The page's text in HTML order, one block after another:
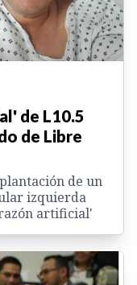
de L10.5
de Libre
de un
izquierda
artificial'